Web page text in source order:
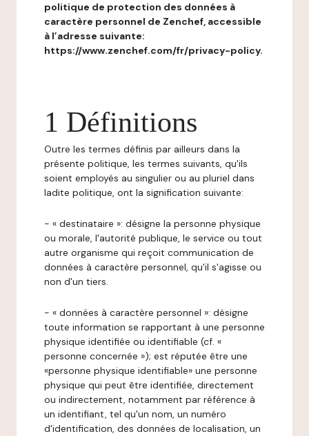
politique de protection des données à
caractère personnel de Zenchef, accessible
à l’adresse suivante:
https://www.zenchef.com/fr/privacy-policy.
1 Définitions
Outre les termes définis par ailleurs dans la
présente politique, les termes suivants, qu'ils
soient employés au singulier ou au pluriel dans
ladite politique, ont la signification suivante:
- « destinataire »: désigne la personne physique
ou morale, l'autorité publique, le service ou tout
autre organisme qui reçoit communication de
données à caractère personnel, qu'il s'agisse ou
non d'un tiers.
- « données à caractère personnel »: désigne
toute information se rapportant à une personne
physique identifiée ou identifiable (cf. «
personne concernée »); est réputée être une
«personne physique identifiable» une personne
physique qui peut être identifiée, directement
ou indirectement, notamment par référence à
un identifiant, tel qu'un nom, un numéro
d'identification, des données de localisation, un